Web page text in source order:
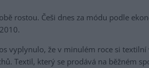
rostou. Češi dnes za módu podle
vyplynulo, že v minulém roce si
Textil, který se prodává na běžném